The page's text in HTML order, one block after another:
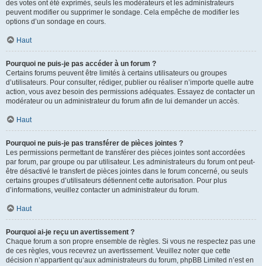
des votes ont été exprimés, seuls les modérateurs et les administrateurs
peuvent modifier ou supprimer le sondage. Cela empêche de modifier les
options d’un sondage en cours.
Haut
Pourquoi ne puis-je pas accéder à un forum ?
Certains forums peuvent être limités à certains utilisateurs ou groupes
d’utilisateurs. Pour consulter, rédiger, publier ou réaliser n’importe quelle autre
action, vous avez besoin des permissions adéquates. Essayez de contacter un
modérateur ou un administrateur du forum afin de lui demander un accès.
Haut
Pourquoi ne puis-je pas transférer de pièces jointes ?
Les permissions permettant de transférer des pièces jointes sont accordées
par forum, par groupe ou par utilisateur. Les administrateurs du forum ont peut-
être désactivé le transfert de pièces jointes dans le forum concerné, ou seuls
certains groupes d’utilisateurs détiennent cette autorisation. Pour plus
d’informations, veuillez contacter un administrateur du forum.
Haut
Pourquoi ai-je reçu un avertissement ?
Chaque forum a son propre ensemble de règles. Si vous ne respectez pas une
de ces règles, vous recevrez un avertissement. Veuillez noter que cette
décision n’appartient qu’aux administrateurs du forum, phpBB Limited n’est en